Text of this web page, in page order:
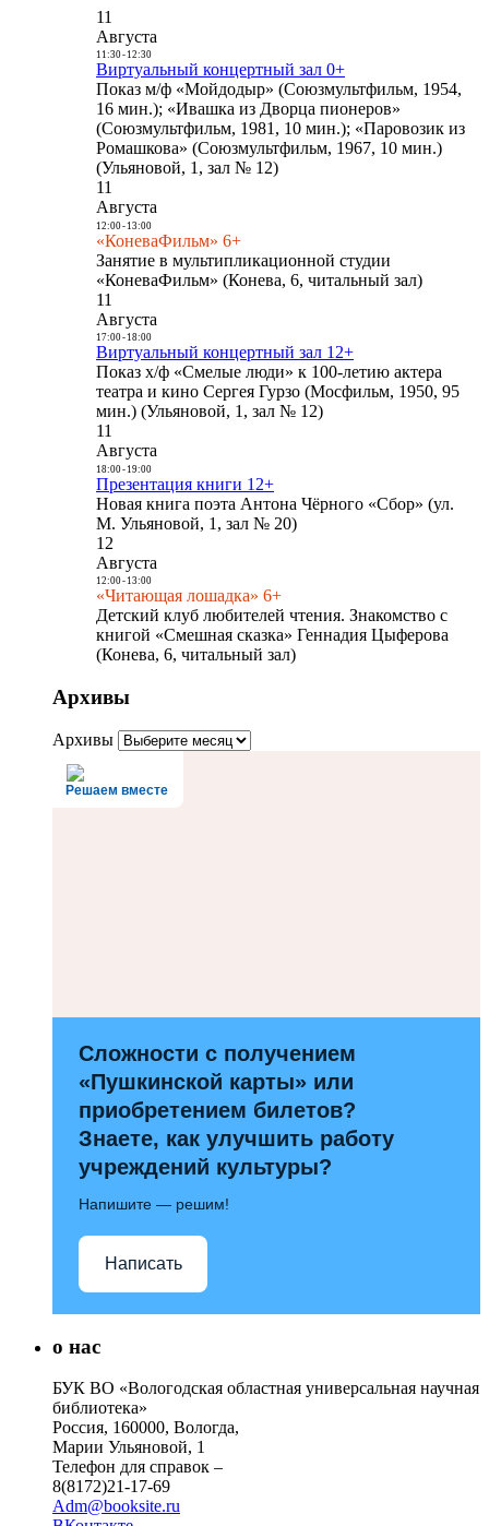
11
Августа
11:30- 12:30
Виртуальный концертный зал 0+
Показ м/ф «Мойдодыр» (Союзмультфильм, 1954,
16 мин.); «Ивашка из Дворца пионеров»
(Союзмультфильм, 1981, 10 мин.); «Паровозик из
Ромашкова» (Союзмультфильм, 1967, 10 мин.)
(Ульяновой, 1, зал № 12)
11
Августа
12:00- 13:00
«КоневаФильм» 6+
Занятие в мультипликационной студии
«КоневаФильм» (Конева, 6, читальный зал)
11
Августа
17:00- 18:00
Виртуальный концертный зал 12+
Показ х/ф «Смелые люди» к 100-летию актера
театра и кино Сергея Гурзо (Мосфильм, 1950, 95
мин.) (Ульяновой, 1, зал № 12)
11
Августа
18:00- 19:00
Презентация книги 12+
Новая книга поэта Антона Чёрного «Сбор» (ул.
М. Ульяновой, 1, зал № 20)
12
Августа
12:00- 13:00
«Читающая лошадка» 6+
Детский клуб любителей чтения. Знакомство с
книгой «Смешная сказка» Геннадия Цыферова
(Конева, 6, читальный зал)
Архивы
Архивы
Решаем вместе
Сложности с получением
«Пушкинской карты» или
приобретением билетов?
Знаете, как улучшить работу
учреждений культуры?
Напишите — решим!
Написать
о нас
БУК ВО «Вологодская областная универсальная научная
библиотека»
Россия, 160000, Вологда,
Марии Ульяновой, 1
Телефон для справок –
8(8172)21-17-69
Adm@booksite.ru